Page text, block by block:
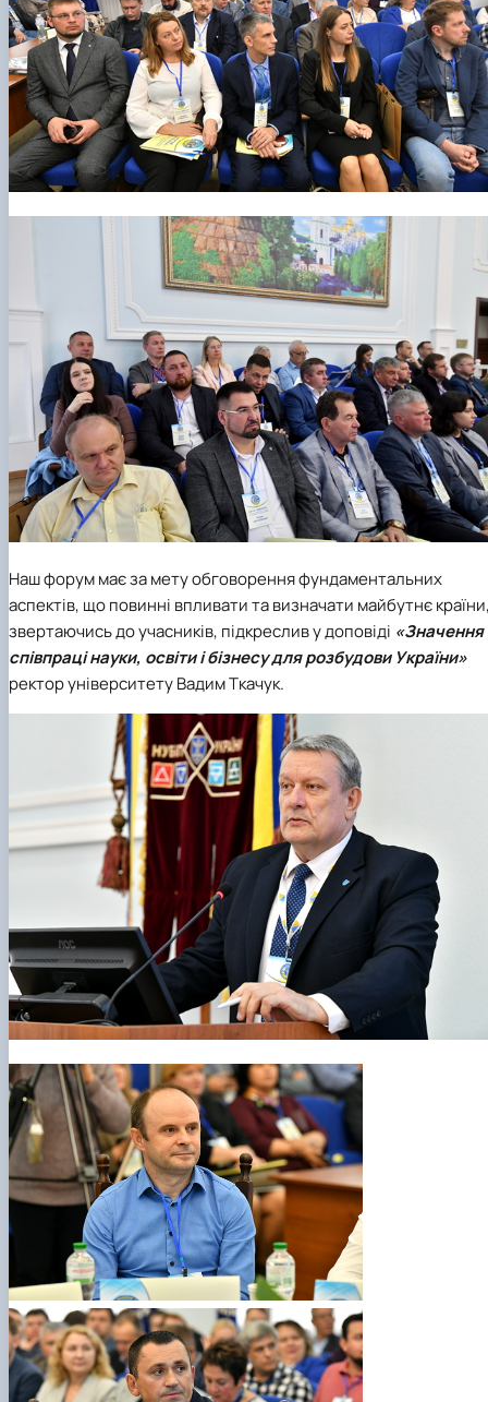
Наш форум має за мету обговорення фундаментальних
аспектів, що повинні впливати та визначати майбутнє
звертаючись до учасників, підкреслив у доповіді «Значення
співпраці науки, освіти і бізнесу для розбудови України»
ректор університету Вадим Ткачук.